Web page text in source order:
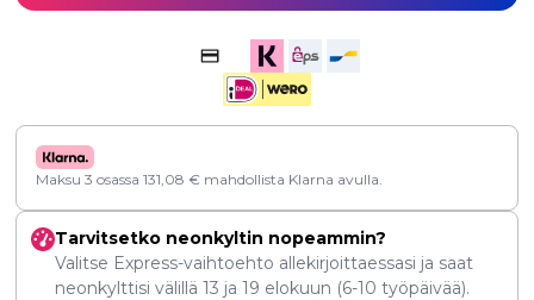
Maksu 3 osassa 131,08 € mahdollista Klarna avulla.
Tarvitsetko neonkyltin nopeammin?
Valitse Express-vaihtoehto allekirjoittaessasi ja saat
neonkylttisi välillä 13 ja 19 elokuun (6-10 työpäivää).